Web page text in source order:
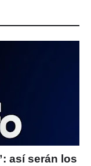
así serán los